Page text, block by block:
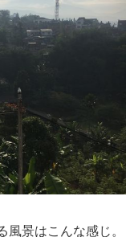
景はこんな感じ。